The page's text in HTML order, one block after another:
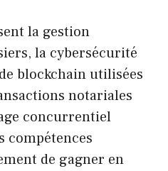
la gestion
la cybersécurité
blockchain utilisées
notariales
concurrentiel
compétences
de gagner en